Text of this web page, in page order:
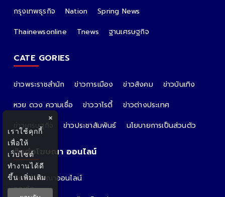
กรุงเทพธุรกิจ
Nation
Spring News
Thainewsonline
Tnews ฐานเศรษฐกิจ
CATE GORIES
ข่าวพระราชสำนัก ข่าวการเมือง ข่าวสังคม
ข่าวบันเทิง
หวย ดวง ความเชื่อ
ข่าววาไรตี้
ข่าวต่างประเทศ
ข่าวเศรษฐกิจ
ข่าวประชาสัมพันธ์ นโยบายการเป็นส่วนตัว
ติดต่อโฆษณา ออนไลน์
ติดต่อโฆษณาออนไลน์
คุณอ้อ
×
เราใช้คุกกี้
เพื่อให้
เว็บไซต์
ทำงานได้ดี
ขึ้นเพิ่มเติม